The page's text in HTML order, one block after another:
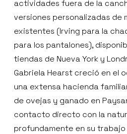
actividades fuera de la
versiones personalizadas de
existentes (Irving para la
para los pantalones),
tiendas de Nueva York y
Gabriela Hearst creció en el
una extensa hacienda
de ovejas y ganado en
contacto directo con la
profundamente en su